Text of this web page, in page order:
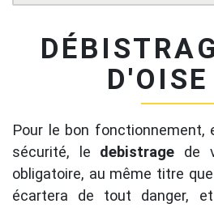
Pour le bon fonctionnement,
sécurité, le debistrage de
obligatoire, au même titre
écartera de tout danger,